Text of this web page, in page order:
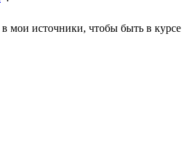
в мои источники, чтобы быть в курсе